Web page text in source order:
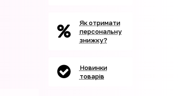
Як отримати
персональну
знижку?
Новинки
товарів